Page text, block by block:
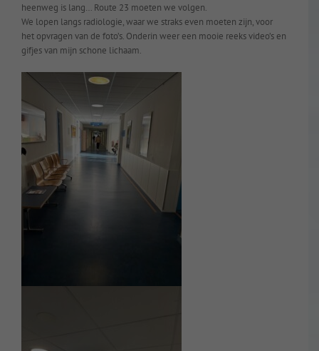
heenweg is lang… Route 23 moeten we volgen.
We lopen langs radiologie, waar we straks even moeten zijn, voor
het opvragen van de foto’s. Onderin weer een mooie reeks video’s en
gifjes van mijn schone lichaam.